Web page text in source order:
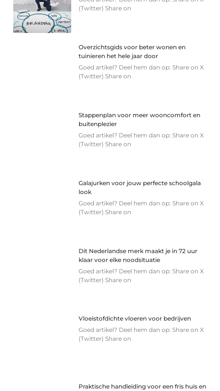
(Twitter) Share on
Overzichtsgids voor beter wonen en
tuinieren het hele jaar door
Goed artikel? Deel hem dan op: Share on X
(Twitter) Share on
Stappenplan voor meer wooncomfort en
buitenplezier
Goed artikel? Deel hem dan op: Share on X
(Twitter) Share on
Galajurken voor jouw perfecte schoolgala
look
Goed artikel? Deel hem dan op: Share on X
(Twitter) Share on
Dit Nederlandse merk maakt je in 72 uur
klaar voor elke noodsituatie
Goed artikel? Deel hem dan op: Share on X
(Twitter) Share on
Vloeistofdichte vloeren voor bedrijven
Goed artikel? Deel hem dan op: Share on X
(Twitter) Share on
Praktische handleiding voor een fris huis en